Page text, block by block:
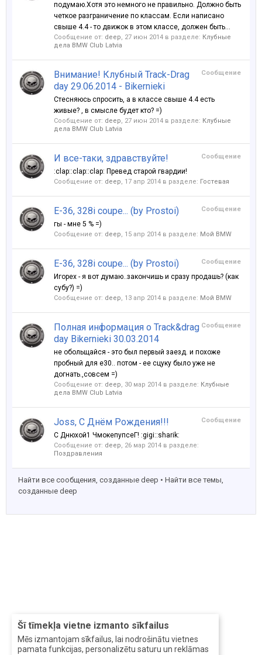
Šī tīmekļa vietne izmanto sīkfailus
Mēs izmantojam sīkfailus, lai nodrošinātu vietnes
pamata funkcijas, personalizētu saturu un reklāmas
подумаю.Хотя это немного не правильно. Должно быть
четкое разграничение по классам. Если написано
свыше 4.4 - то движок в этом классе, должен быть...
Сообщение от: deep, 27 июн 2014 в разделе: Клубные
дела BMW Club Latvia
Сообщение
Внимание! Клубный Track-Drag
day 29.06.2014 - Bikernieki
Стесняюсь спросить, а в классе свыше 4.4 есть
живые? , в смысле будет кто? =)
Сообщение от: deep, 27 июн 2014 в разделе: Клубные
дела BMW Club Latvia
Сообщение
И все-таки, здравствуйте!
:clap::clap::clap: Превед старой гвардии!
Сообщение от: deep, 17 апр 2014 в разделе: Гостевая
Сообщение
E-36, 328i coupe... (by Prostoi)
гы - мне 5 % =)
Сообщение от: deep, 15 апр 2014 в разделе: Мой BMW
Сообщение
E-36, 328i coupe... (by Prostoi)
Игорех - я вот думаю..закончишь и сразу продашь? (как
субу?) =)
Сообщение от: deep, 13 апр 2014 в разделе: Мой BMW
Сообщение
Полная информация о Track&drag
day Bikernieki 30.03.2014
не обольщайся - это был первый заезд. и похоже
пробный для е30.. потом - ее сцуку было уже не
догнать.,совсем =)
Сообщение от: deep, 30 мар 2014 в разделе: Клубные
дела BMW Club Latvia
Сообщение
Joss, С Днём Рождения!!!
С Днюхой1 ЧмокепупсеГ! :gigi::sharik:
Сообщение от: deep, 26 мар 2014 в разделе:
Поздравления
Найти все сообщения, созданные deep
Найти все темы,
созданные deep